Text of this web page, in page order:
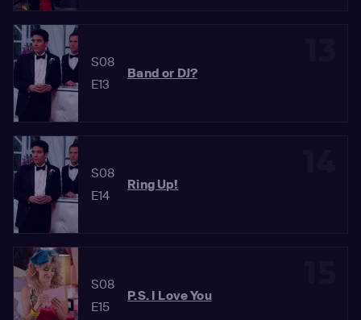
S08
E13
Band or DJ?
S08
E14
Ring Up!
S08
E15
P.S. I Love You